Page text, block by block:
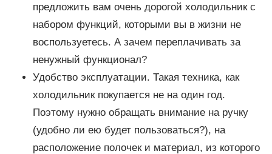
предложить вам очень дорогой холодильник с
набором функций, которыми вы в жизни не
воспользуетесь. А зачем переплачивать за
ненужный функционал?
Удобство эксплуатации. Такая техника, как
холодильник покупается не на один год.
Поэтому нужно обращать внимание на ручку
(удобно ли ею будет пользоваться?), на
расположение полочек и материал, из которого